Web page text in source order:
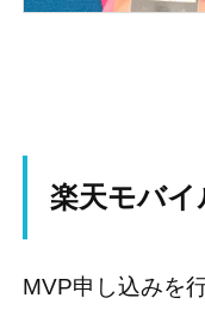
楽天モバイ
MVP申し込みを